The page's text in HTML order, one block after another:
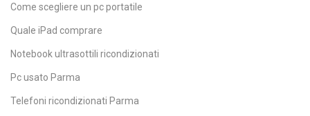
Come scegliere un pc portatile
Quale iPad comprare
Notebook ultrasottili ricondizionati
Pc usato Parma
Telefoni ricondizionati Parma